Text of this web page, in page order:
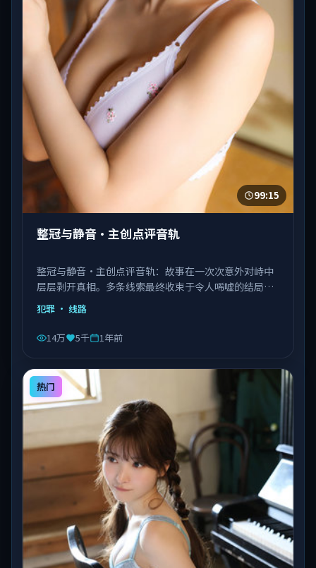
99:15
整冠与静音·主创点评音轨
整冠与静音·主创点评音轨：故事在一次次意外对峙中
层层剥开真相。多条线索最终收束于令人唏嘘的结局。
由陈凯歌执导，乔杉、沈腾、易烊千玺等主演，泰国出
品，类型为犯罪。
犯罪 · 线路
14万 5千 1年前
热门